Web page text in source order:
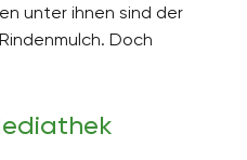
unter ihnen sind der
Doch